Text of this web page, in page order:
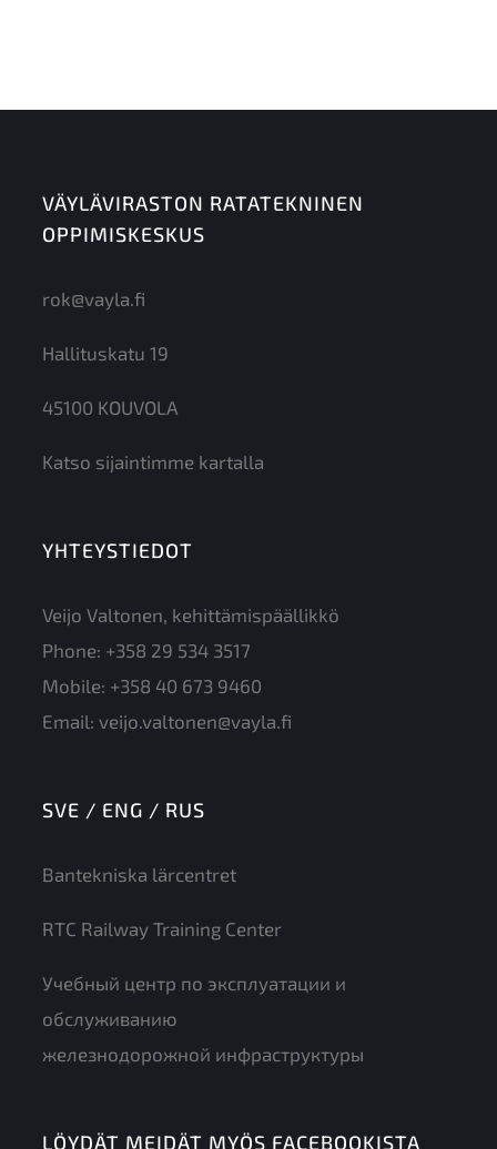
VÄYLÄVIRASTON RATATEKNINEN
OPPIMISKESKUS
rok@vayla.fi
Hallituskatu 19
45100 KOUVOLA
Katso sijaintimme kartalla
YHTEYSTIEDOT
Veijo Valtonen, kehittämispäällikkö
Phone: +358 29 534 3517
Mobile: +358 40 673 9460
Email: veijo.valtonen@vayla.fi
SVE / ENG / RUS
Bantekniska lärcentret
RTC Railway Training Center
Учебный центр по эксплуатации и
обслуживанию
железнодорожной инфраструктуры
LÖYDÄT MEIDÄT MYÖS FACEBOOKISTA